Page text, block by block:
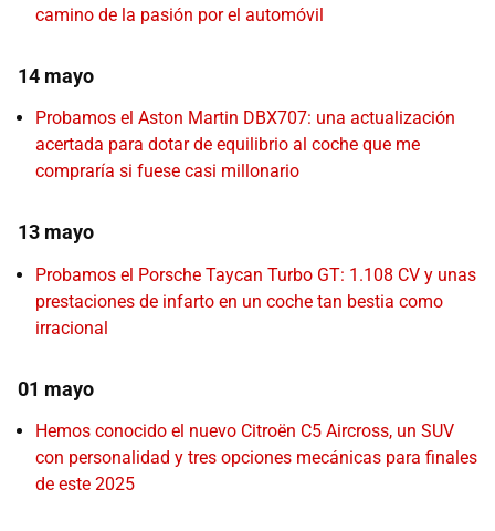
camino de la pasión por el automóvil
14 mayo
Probamos el Aston Martin DBX707: una actualización
acertada para dotar de equilibrio al coche que me
compraría si fuese casi millonario
13 mayo
Probamos el Porsche Taycan Turbo GT: 1.108 CV y unas
prestaciones de infarto en un coche tan bestia como
irracional
01 mayo
Hemos conocido el nuevo Citroën C5 Aircross, un SUV
con personalidad y tres opciones mecánicas para finales
de este 2025